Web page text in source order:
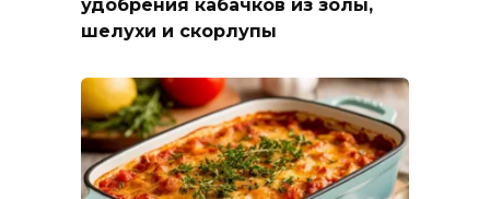
удобрения кабачков из золы,
шелухи и скорлупы